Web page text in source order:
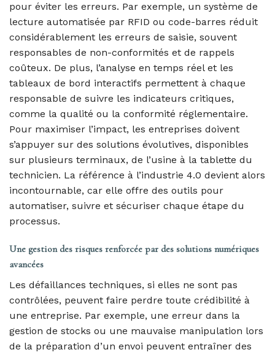
pour éviter les erreurs. Par exemple, un système de
lecture automatisée par RFID ou code-barres réduit
considérablement les erreurs de saisie, souvent
responsables de non-conformités et de rappels
coûteux. De plus, l’analyse en temps réel et les
tableaux de bord interactifs permettent à chaque
responsable de suivre les indicateurs critiques,
comme la qualité ou la conformité réglementaire.
Pour maximiser l’impact, les entreprises doivent
s’appuyer sur des solutions évolutives, disponibles
sur plusieurs terminaux, de l’usine à la tablette du
technicien. La référence à l’industrie 4.0 devient alors
incontournable, car elle offre des outils pour
automatiser, suivre et sécuriser chaque étape du
processus.
Une gestion des risques renforcée par des solutions numériques
avancées
Les défaillances techniques, si elles ne sont pas
contrôlées, peuvent faire perdre toute crédibilité à
une entreprise. Par exemple, une erreur dans la
gestion de stocks ou une mauvaise manipulation lors
de la préparation d’un envoi peuvent entraîner des